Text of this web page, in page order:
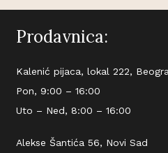
Prodavnica:
Kalenić pijaca, lokal 222,
Pon, 9:00 – 16:00
Uto – Ned, 8:00 – 16:00
Alekse Šantića 56, Novi Sad